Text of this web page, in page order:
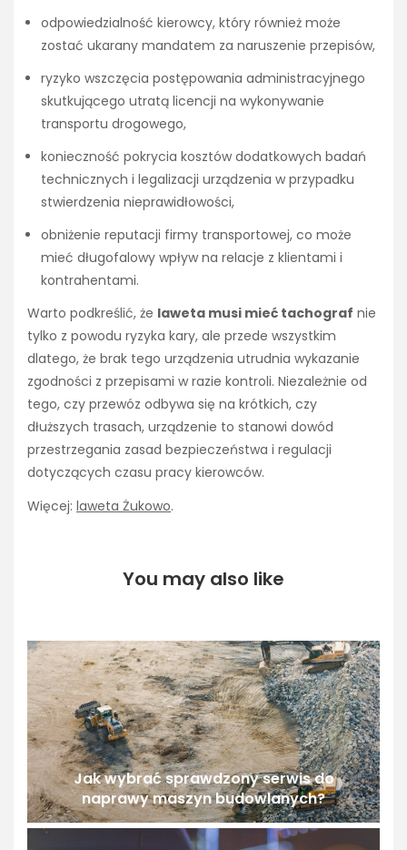
odpowiedzialność kierowcy, który również może
zostać ukarany mandatem za naruszenie przepisów,
ryzyko wszczęcia postępowania administracyjnego
skutkującego utratą licencji na wykonywanie
transportu drogowego,
konieczność pokrycia kosztów dodatkowych badań
technicznych i legalizacji urządzenia w przypadku
stwierdzenia nieprawidłowości,
obniżenie reputacji firmy transportowej, co może
mieć długofalowy wpływ na relacje z klientami i
kontrahentami.
Warto podkreślić, że laweta musi mieć tachograf nie
tylko z powodu ryzyka kary, ale przede wszystkim
dlatego, że brak tego urządzenia utrudnia wykazanie
zgodności z przepisami w razie kontroli. Niezależnie od
tego, czy przewóz odbywa się na krótkich, czy
dłuższych trasach, urządzenie to stanowi dowód
przestrzegania zasad bezpieczeństwa i regulacji
dotyczących czasu pracy kierowców.
Więcej: laweta Żukowo.
You may also like
Jak wybrać sprawdzony serwis do
naprawy maszyn budowlanych?